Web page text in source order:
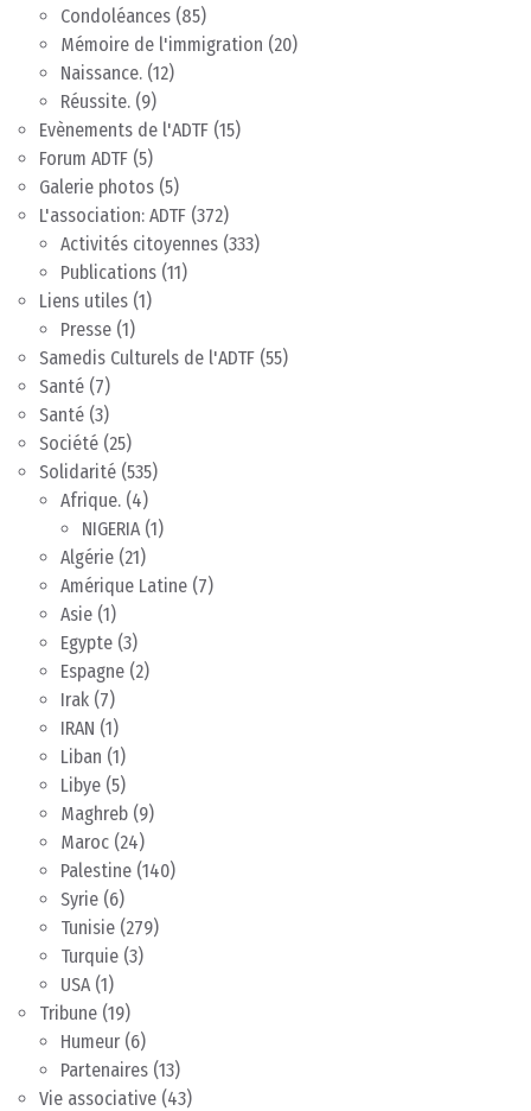
Condoléances (85)
Mémoire de l'immigration (20)
Naissance. (12)
Réussite. (9)
Evènements de l'ADTF (15)
Forum ADTF (5)
Galerie photos (5)
L'association: ADTF (372)
Activités citoyennes (333)
Publications (11)
Liens utiles (1)
Presse (1)
Samedis Culturels de l'ADTF (55)
Santé (7)
Santé (3)
Société (25)
Solidarité (535)
Afrique. (4)
NIGERIA(1)
Algérie (21)
Amérique Latine (7)
Asie (1)
Egypte (3)
Espagne (2)
Irak (7)
IRAN (1)
Liban (1)
Libye (5)
Maghreb (9)
Maroc (24)
Palestine (140)
Syrie (6)
Tunisie (279)
Turquie (3)
USA(1)
Tribune (19)
Humeur (6)
Partenaires (13)
Vie associative (43)